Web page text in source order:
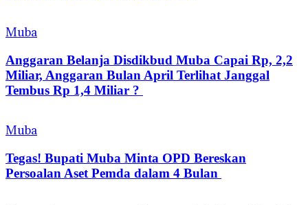
Muba
Anggaran Belanja Disdikbud Muba Capai Rp, 2,2
Miliar, Anggaran Bulan April Terlihat Janggal
Tembus Rp 1,4 Miliar ?
Muba
Tegas! Bupati Muba Minta OPD Bereskan
Persoalan Aset Pemda dalam 4 Bulan